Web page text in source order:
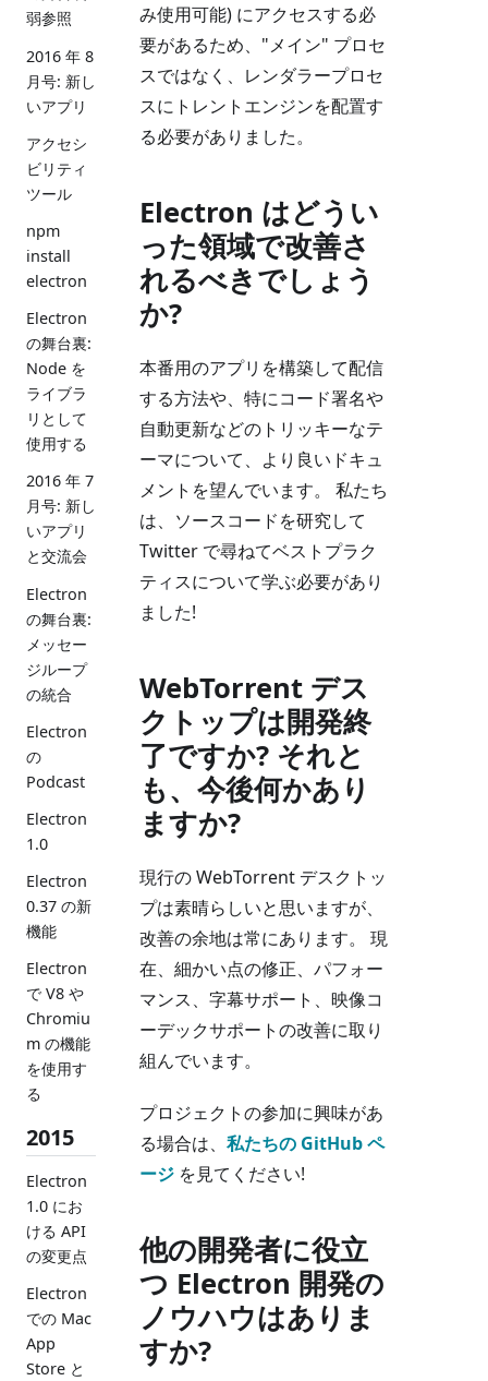
弱参照
2016 年 8
月号: 新し
いアプリ
アクセシ
ビリティ
ツール
npm
install
electron
Electron
の舞台裏:
Node を
ライブラ
リとして
使用する
2016 年 7
月号: 新し
いアプリ
と交流会
Electron
の舞台裏:
メッセー
ジループ
の統合
Electron
の
Podcast
Electron
1.0
Electron
0.37 の新
機能
Electron
で V8 や
Chromiu
m の機能
を使用す
る
2015
Electron
1.0 にお
ける API
の変更点
Electron
での Mac
App
Store と
み使用可能) にアクセスする必
要があるため、"メイン" プロセ
スではなく、レンダラープロセ
スにトレントエンジンを配置す
る必要がありました。
Electron はどうい
った領域で改善さ
れるべきでしょう
か?
本番用のアプリを構築して配信
する方法や、特にコード署名や
自動更新などのトリッキーなテ
ーマについて、より良いドキュ
メントを望んでいます。 私たち
は、ソースコードを研究して
Twitter で尋ねてベストプラク
ティスについて学ぶ必要があり
ました!
WebTorrent デス
クトップは開発終
了ですか? それと
も、今後何かあり
ますか?
現行の WebTorrent デスクトッ
プは素晴らしいと思いますが、
改善の余地は常にあります。 現
在、細かい点の修正、パフォー
マンス、字幕サポート、映像コ
ーデックサポートの改善に取り
組んでいます。
プロジェクトの参加に興味があ
る場合は、 私たちの GitHub ペ
ージ を見てください!
他の開発者に役立
つ Electron 開発の
ノウハウはありま
すか?